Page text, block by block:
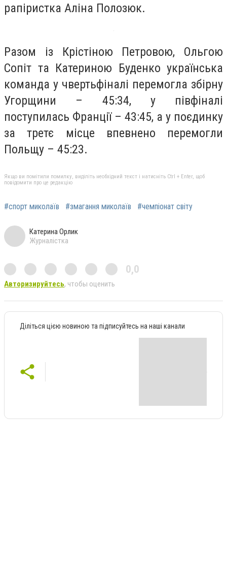
рапіристка Аліна Полозюк.
Разом із Крістіною Петровою, Ольгою
Сопіт та Катериною Буденко українська
команда у чвертьфіналі перемогла збірну
Угорщини – 45:34, у півфіналі
поступилась Франції – 43:45, а у поєдинку
за третє місце впевнено перемогли
Польщу – 45:23.
Якщо ви помітили помилку, виділіть необхідний текст і натисніть Ctrl + Enter, щоб
повідомити про це редакцію
#спорт миколаїв #змагання миколаїв #чемпіонат світу
Катерина Орлик
Журналістка
0,0
Авторизируйтесь, чтобы оценить
Діліться цією новиною та підписуйтесь на наші канали